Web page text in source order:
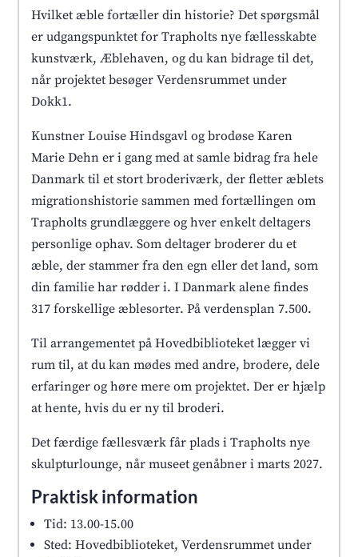
Hvilket æble fortæller din historie? Det spørgsmål
er udgangspunktet for Trapholts nye fællesskabte
kunstværk, Æblehaven, og du kan bidrage til det,
når projektet besøger Verdensrummet under
Dokk1.
Kunstner Louise Hindsgavl og brodøse Karen
Marie Dehn er i gang med at samle bidrag fra hele
Danmark til et stort broderiværk, der fletter æblets
migrationshistorie sammen med fortællingen om
Trapholts grundlæggere og hver enkelt deltagers
personlige ophav. Som deltager broderer du et
æble, der stammer fra den egn eller det land, som
din familie har rødder i. I Danmark alene findes
317 forskellige æblesorter. På verdensplan 7.500.
Til arrangementet på Hovedbiblioteket lægger vi
rum til, at du kan mødes med andre, brodere, dele
erfaringer og høre mere om projektet. Der er hjælp
at hente, hvis du er ny til broderi.
Det færdige fællesværk får plads i Trapholts nye
skulpturlounge, når museet genåbner i marts 2027.
Praktisk information
Tid: 13.00-15.00
Sted: Hovedbiblioteket, Verdensrummet under